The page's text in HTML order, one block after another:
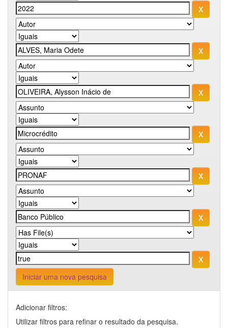
Iniciar uma nova pesquisa
Adicionar filtros:
Utilizar filtros para refinar o resultado da pesquisa.